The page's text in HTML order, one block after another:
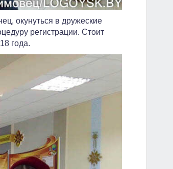
окунуться в дружеские
регистрации. Стоит
года.